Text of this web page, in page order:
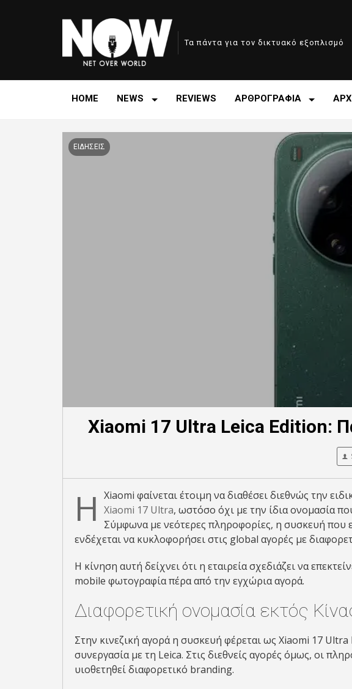
Τα πάντα για τον δικτυακό εξοπλισμό
HOME NEWS REVIEWS ΑΡΘΡΟΓΡΑΦΙΑ
ΕΙΔΗΣΕΙΣ
Xiaomi 17 Ultra Leica Edition:
Η Xiaomi φαίνεται έτοιμη να διαθέσει διεθνώς την
Xiaomi 17 Ultra, ωστόσο όχι με την ίδια ονομασία
Σύμφωνα με νεότερες πληροφορίες, η συσκευή που
ενδέχεται να κυκλοφορήσει στις global αγορές με
Η κίνηση αυτή δείχνει ότι η εταιρεία σχεδιάζει να
mobile φωτογραφία πέρα από την εγχώρια αγορά.
Διαφορετική ονομασία εκτός
Στην κινεζική αγορά η συσκευή φέρεται ως Xiaomi 17
συνεργασία με τη Leica. Στις διεθνείς αγορές όμως, οι
υιοθετηθεί διαφορετικό branding.